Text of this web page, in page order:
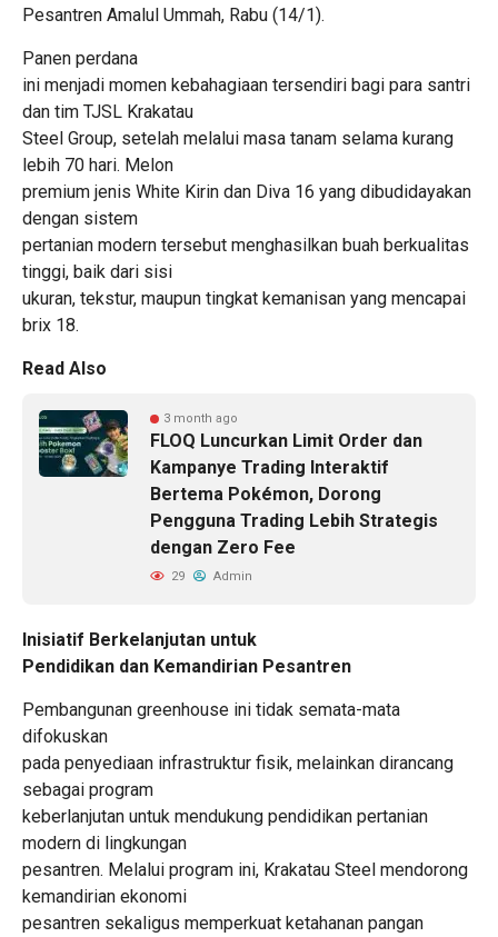
Pesantren Amalul Ummah, Rabu (14/1).
Panen perdana
ini menjadi momen kebahagiaan tersendiri bagi para santri
dan tim TJSL Krakatau
Steel Group, setelah melalui masa tanam selama kurang
lebih 70 hari. Melon
premium jenis White Kirin dan Diva 16 yang dibudidayakan
dengan sistem
pertanian modern tersebut menghasilkan buah berkualitas
tinggi, baik dari sisi
ukuran, tekstur, maupun tingkat kemanisan yang mencapai
brix 18.
Read Also
3 month ago
FLOQ Luncurkan Limit Order dan
Kampanye Trading Interaktif
Bertema Pokémon, Dorong
Pengguna Trading Lebih Strategis
dengan Zero Fee
29 Admin
Inisiatif Berkelanjutan untuk
Pendidikan dan Kemandirian Pesantren
Pembangunan greenhouse ini tidak semata-mata
difokuskan
pada penyediaan infrastruktur fisik, melainkan dirancang
sebagai program
keberlanjutan untuk mendukung pendidikan pertanian
modern di lingkungan
pesantren. Melalui program ini, Krakatau Steel mendorong
kemandirian ekonomi
pesantren sekaligus memperkuat ketahanan pangan